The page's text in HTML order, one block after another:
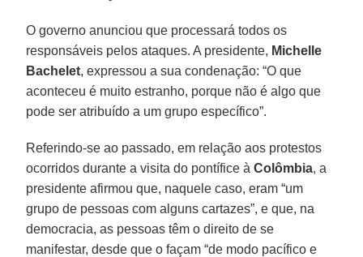
O governo anunciou que processará todos os
responsáveis pelos ataques. A presidente, Michelle
Bachelet, expressou a sua condenação: “O que
aconteceu é muito estranho, porque não é algo que
pode ser atribuído a um grupo específico”.
Referindo-se ao passado, em relação aos protestos
ocorridos durante a visita do pontífice àColômbia, a
presidente afirmou que, naquele caso, eram “um
grupo de pessoas com alguns cartazes”, e que, na
democracia, as pessoas têm o direito de se
manifestar, desde que o façam “de modo pacífico e